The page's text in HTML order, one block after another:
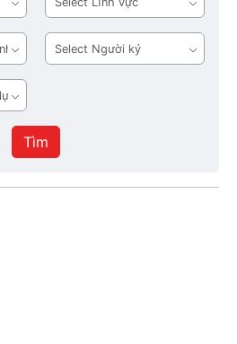
vực
Người
ký
Tìm